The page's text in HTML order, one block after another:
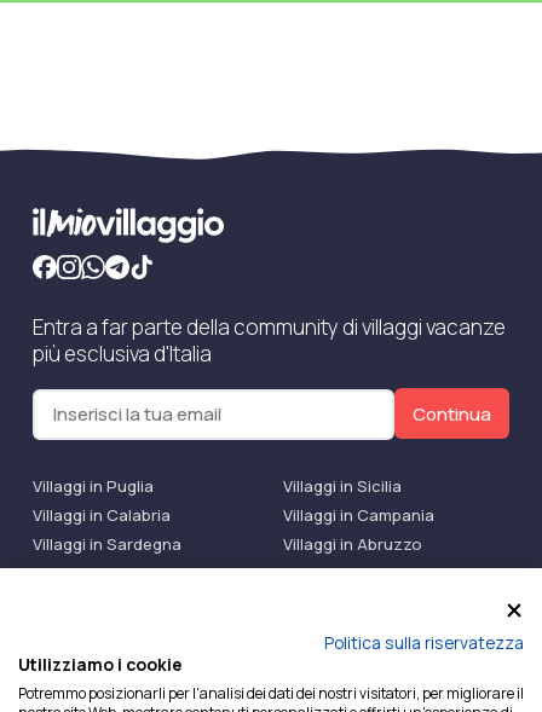
Entra a far parte della community di villaggi vacanze
più esclusiva d'Italia
Continua
Villaggi in Puglia
Villaggi in Sicilia
Villaggi in Calabria
Villaggi in Campania
Villaggi in Sardegna
Villaggi in Abruzzo
Villaggi Bluserena
Villaggi TH Resort
Ilmiovillaggio è un marchio di Ekiwi S.r.l.
Politica sulla riservatezza
Utilizziamo i cookie
Potremmo posizionarli per l'analisi dei dati dei nostri visitatori, per migliorare il